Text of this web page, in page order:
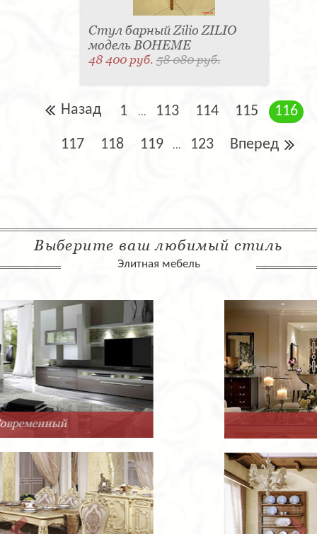
Стул барный Zilio ZILIO
модель BOHEME
48 400 руб.58 080 руб.
Назад 1 ... 113 114 115 116
117 118 119 ... 123 Вперед
Выберите ваш любимый стиль
Элитная мебель